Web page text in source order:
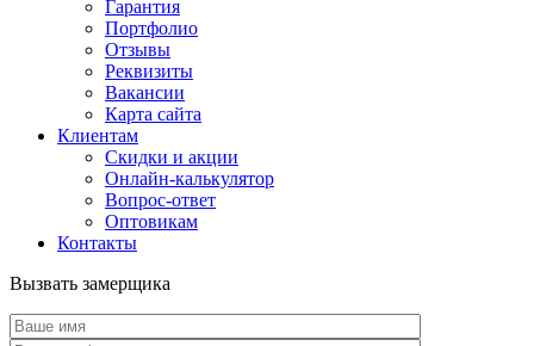
Гарантия
Портфолио
Отзывы
Реквизиты
Вакансии
Карта сайта
Клиентам
Скидки и акции
Онлайн-калькулятор
Вопрос-ответ
Оптовикам
Контакты
Вызвать замерщика